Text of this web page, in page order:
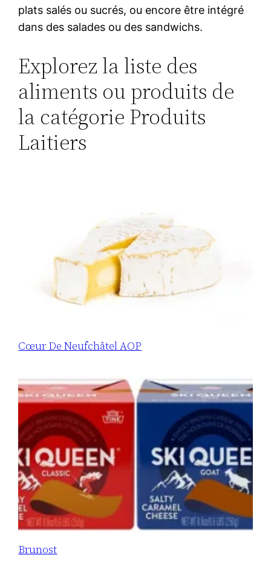
plats salés ou sucrés, ou encore être intégré
dans des salades ou des sandwichs.
Explorez la liste des
aliments ou produits de
la catégorie Produits
Laitiers
Cœur De Neufchâtel AOP
Brunost